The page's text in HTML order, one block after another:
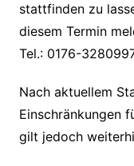
stattfinden zu
diesem Termin
Tel.: 0176-
Nach aktuellem
Einschränkungen
gilt jedoch